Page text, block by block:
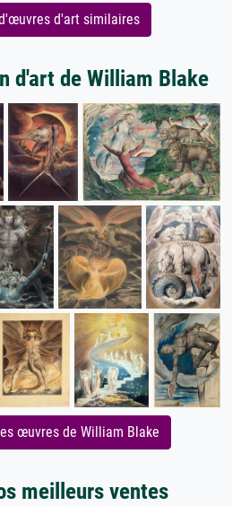
d'art similaires
d'art de William Blake
œuvres de William Blake
meilleurs ventes